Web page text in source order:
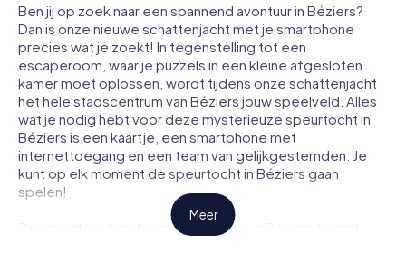
Ben jij op zoek naar een spannend avontuur in Béziers?
Dan is onze nieuwe schattenjacht met je smartphone
precies wat je zoekt! In tegenstelling tot een
escaperoom, waar je puzzels in een kleine afgesloten
kamer moet oplossen, wordt tijdens onze schattenjacht
het hele stadscentrum van Béziers jouw speelveld. Alles
wat je nodig hebt voor deze mysterieuze speurtocht in
Béziers is een kaartje, een smartphone met
internettoegang en een team van gelijkgestemden. Je
kunt op elk moment de speurtocht in Béziers gaan
spelen!
De speurtocht met een smartphone in Béziers begint
Meer